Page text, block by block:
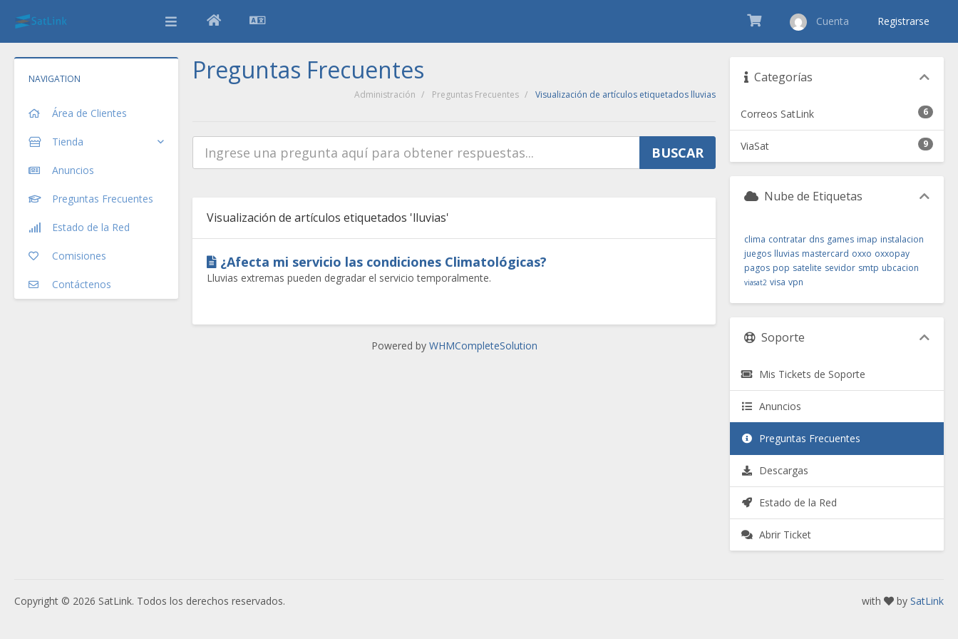
Cuenta Registrarse
NAVIGATION
Área de Clientes
Tienda
Anuncios
Preguntas Frecuentes
Estado de la Red
Comisiones
Contáctenos
Preguntas Frecuentes
Administración Preguntas Frecuentes Visualización de artículos etiquetados lluvias
Visualización de artículos etiquetados 'lluvias'
¿Afecta mi servicio las condiciones Climatológicas?
Lluvias extremas pueden degradar el servicio temporalmente.
Powered by WHMCompleteSolution
Categorías
6
Correos SatLink
9
ViaSat
Nube de Etiquetas
clima contratar dns games imap instalacion
juegos lluvias mastercard oxxo oxxopay
pagos pop satelite sevidor smtp ubcacion
viasat2 visa vpn
Soporte
Mis Tickets de Soporte
Anuncios
Preguntas Frecuentes
Descargas
Estado de la Red
Abrir Ticket
Copyright © 2026 SatLink. Todos los derechos reservados. with by SatLink